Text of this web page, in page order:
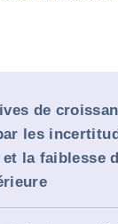
de
les
la faiblesse